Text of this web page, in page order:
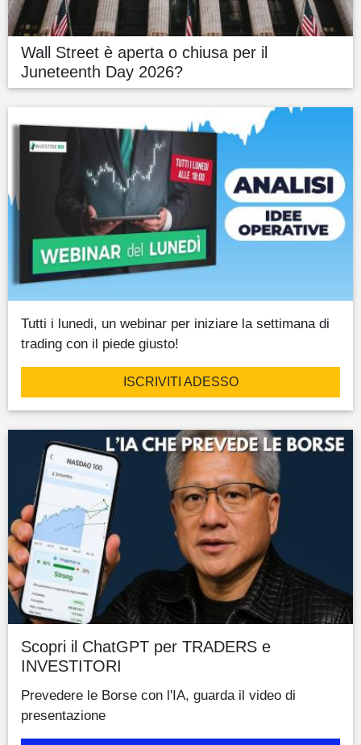
Wall Street è aperta o chiusa per il
Juneteenth Day 2026?
Tutti i lunedi, un webinar per iniziare la settimana di
trading con il piede giusto!
ISCRIVITI ADESSO
Scopri il ChatGPT per TRADERS e
INVESTITORI
Prevedere le Borse con l'IA, guarda il video di
presentazione